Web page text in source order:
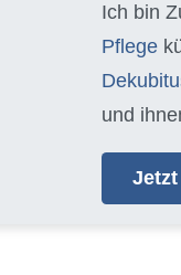
Ich bin
Pflege
und